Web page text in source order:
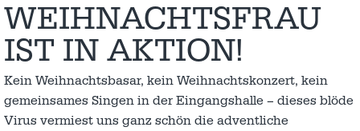
WEIHNACHTSFRAU
IST IN AKTION!
Kein Weihnachtsbasar, kein Weihnachtskonzert, kein
gemeinsames Singen in der Eingangshalle – dieses blöde
Virus vermiest uns ganz schön die adventliche